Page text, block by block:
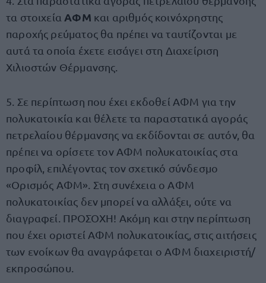
τα στοιχεία ΑΦΜ και αριθμός κοινόχρηστης
παροχής ρεύματος θα πρέπει να ταυτίζονται με
αυτά τα οποία έχετε εισάγει στη Διαχείριση
Χιλιοστών Θέρμανσης.
5. Σε περίπτωση που έχει εκδοθεί ΑΦΜ για την
πολυκατοικία και θέλετε τα παραστατικά αγοράς
πετρελαίου θέρμανσης να εκδίδονται σε αυτόν, θα
πρέπει να ορίσετε τον ΑΦΜ πολυκατοικίας στα
προφίλ, επιλέγοντας τον σχετικό σύνδεσμο
«Ορισμός ΑΦΜ». Στη συνέχεια ο ΑΦΜ
πολυκατοικίας δεν μπορεί να αλλάξει, ούτε να
διαγραφεί. ΠΡΟΣΟΧΗ! Ακόμη και στην περίπτωση
που έχει οριστεί ΑΦΜ πολυκατοικίας, στις αιτήσεις
των ενοίκων θα αναγράφεται ο ΑΦΜ διαχειριστή/
εκπροσώπου.